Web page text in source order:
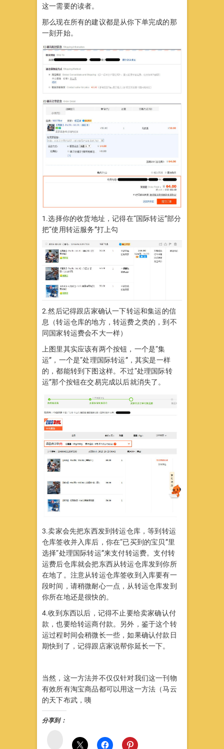
这一需要的读者。
那么现在所有的建议都是从你下单完成的那
一刻开始。
1.选择你的收货地址，记得在“国际转运”部分
把“使用转运服务”打上勾
2.然后记得跟店家确认一下转运和集运的信
息（转运仓库的地方，转运费之类的，到不
同国家转运费会不大一样）
上图里其实应该有两个按钮，一个是“集
运”，一个是“处理国际转运”，其实是一样
的，都能转到下图这样。不过“处理国际转
运”那个按钮在交易完成以后就消失了。
3.卖家会先把东西发到转运仓库，等到转运
仓库签收并入库后，你在“已买到的宝贝”里
选择“处理国际转运”来支付转运费。支付转
运费后仓库就会把东西从转运仓库发到你所
在地了。注意从转运仓库签收到入库要有一
段时间，请稍微耐心一点，从转运仓库发到
你所在地还是很快的。
4.收到东西以后，记得不止要给卖家确认付
款，也要给转运商付款。另外，鉴于这个转
运过程时间会稍微长一些，如果确认付款日
期快到了，记得跟店家说帮你延长一下。
当然，这一方法并不仅仅针对我们这一刊物
有效所有淘宝商品都可以用这一方法（马云
的天下布武，咦
分享到：